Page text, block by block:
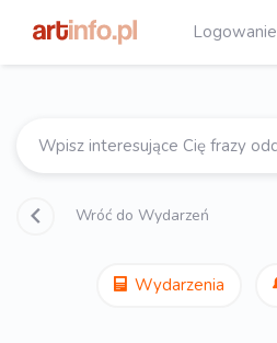
Logowanie
Wróć do Wydarzeń
Wydarzenia